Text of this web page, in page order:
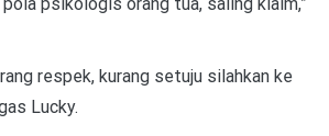
respek, kurang setuju silahkan ke
Lucky.